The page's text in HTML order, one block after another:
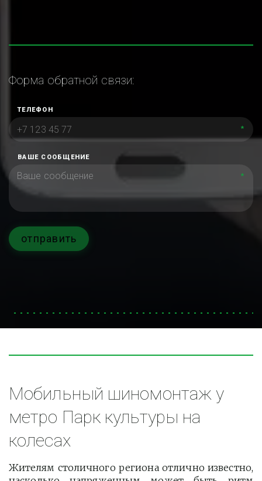
Форма обратной связи:
ТЕЛЕФОН
*
ВАШЕ СООБЩЕНИЕ
*
отправить
Мобильный шиномонтаж у
метро Парк культуры на
колесах
Жителям столичного региона отлично известно,